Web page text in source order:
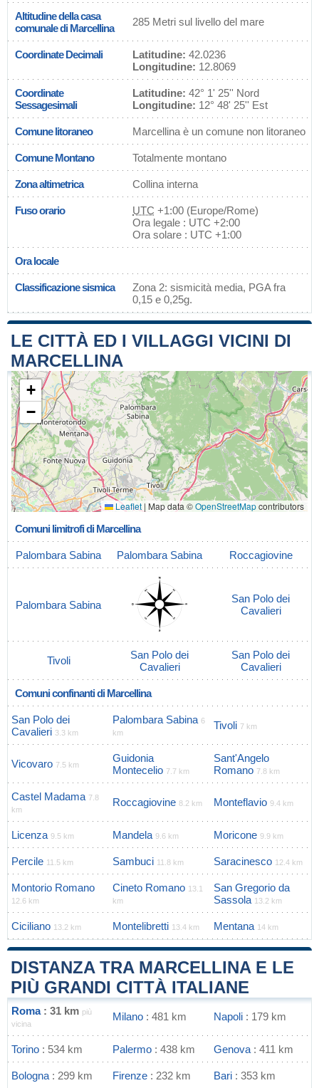
Altitudine della casa
comunale di Marcellina
285 Metri sul livello del mare
Coordinate Decimali Latitudine: 42.0236
Longitudine: 12.8069
Coordinate
Sessagesimali
Latitudine: 42° 1' 25'' Nord
Longitudine: 12° 48' 25'' Est
Comune litoraneo Marcellina è un comune non litoraneo
Comune Montano Totalmente montano
Zona altimetrica Collina interna
Fuso orario UTC +1:00 (Europe/Rome)
Ora legale : UTC +2:00
Ora solare : UTC +1:00
Ora locale
Classificazione sismica
Zona 2: sismicità media, PGA fra
0,15 e 0,25g.
LE CITTÀ ED I VILLAGGI VICINI DI
MARCELLINA
+
−
Leaflet | Map data ©OpenStreetMapcontributors
Comuni limitrofi di Marcellina
Palombara Sabina Palombara Sabina Roccagiovine
Palombara Sabina
San Polo dei
Cavalieri
Tivoli
San Polo dei
Cavalieri
San Polo dei
Cavalieri
Comuni confinanti di Marcellina
San Polo dei
Cavalieri 3.3 km
Palombara Sabina 6
km
Tivoli 7 km
Vicovaro 7.5 km
Guidonia
Montecelio 7.7 km
Sant'Angelo
Romano 7.8 km
Castel Madama 7.8
km
Roccagiovine 8.2 km Monteflavio 9.4 km
Licenza 9.5 km Mandela 9.6 km Moricone 9.9 km
Percile 11.5 km Sambuci 11.8 km Saracinesco 12.4 km
Montorio Romano
12.6 km
Cineto Romano 13.1
km
San Gregorio da
Sassola 13.2 km
Ciciliano 13.2 km Montelibretti 13.4 km Mentana 14 km
DISTANZA TRA MARCELLINA E LE
PIÙ GRANDI CITTÀ ITALIANE
Roma: 31 km più
vicina
Milano : 481 km Napoli : 179 km
Torino : 534 km Palermo : 438 km Genova : 411 km
Bologna : 299 km Firenze : 232 km Bari : 353 km